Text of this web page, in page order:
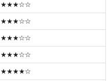
★★★☆☆
★★★☆☆
★★★☆☆
★★★☆☆
★★★★☆